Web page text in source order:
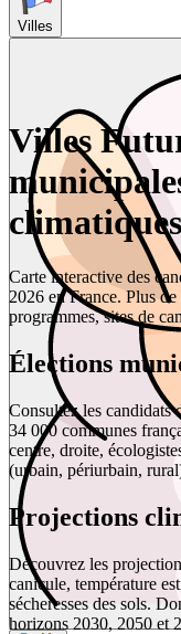
Villes
Villes
climatiques
Carte interactive des
2026 en France. Plus
programmes, sites de
Élections
Consultez les candidats
34 000 communes
centre, droite,
(urbain, périurbain,
Projections
Découvrez les
canicule, température
sécheresses des sols.
horizons 2030, 2050 et